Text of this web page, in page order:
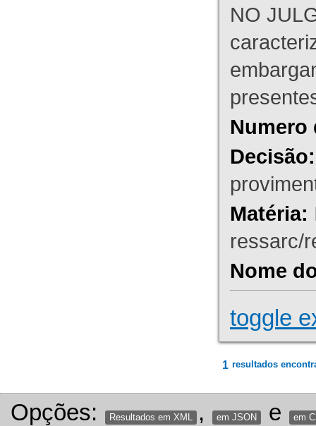
NO
Numero
Decisão:
Matéria:
ressarc/
Nome
toggle
1 resultados
Opções: Resultados em XML , em JSON e em